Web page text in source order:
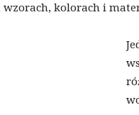
wzorach, kolorach i